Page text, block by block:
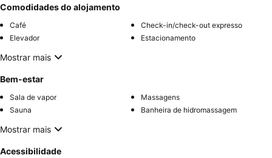
Comodidades do alojamento
Café
Check-in/check-out expresso
Elevador
Estacionamento
Mostrar mais
Bem-estar
Sala de vapor
Massagens
Sauna
Banheira de hidromassagem
Mostrar mais
Acessibilidade